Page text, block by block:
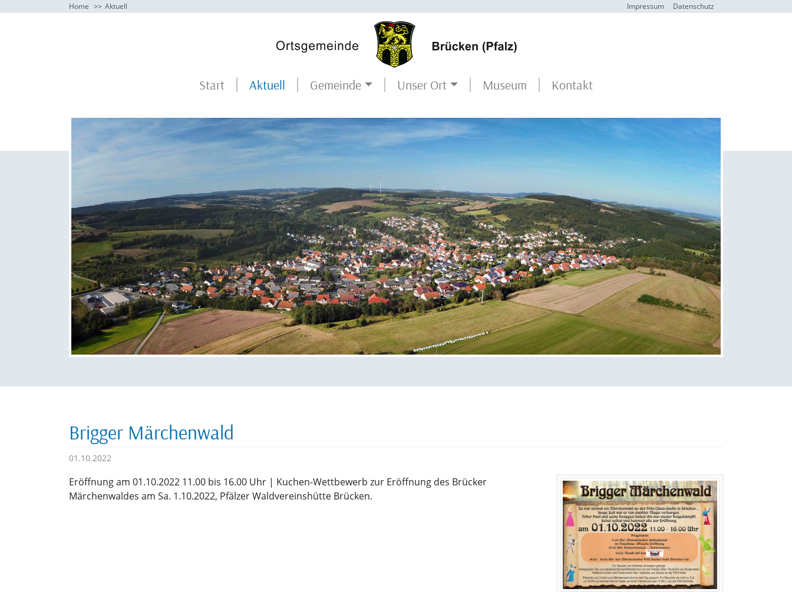
Home Aktuell Impressum Datenschutz
Start Aktuell Gemeinde Unser Ort Museum Kontakt
Brigger Märchenwald
01.10.2022
Eröffnung am 01.10.2022 11.00 bis 16.00 Uhr | Kuchen-Wettbewerb zur Eröffnung des Brücker
Märchenwaldes am Sa. 1.10.2022, Pfälzer Waldvereinshütte Brücken.